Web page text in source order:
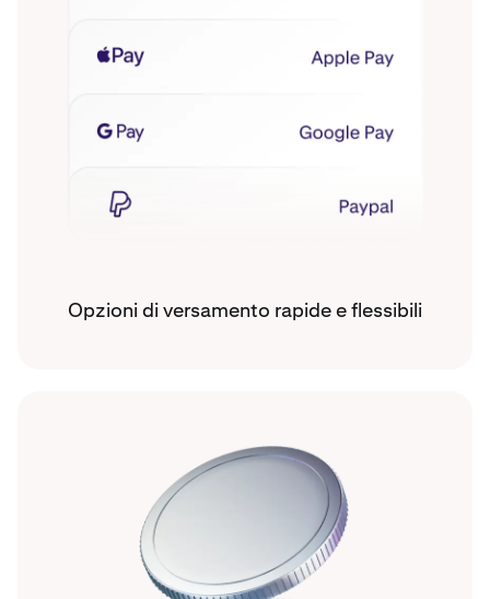
Opzioni di versamento rapide e flessibili